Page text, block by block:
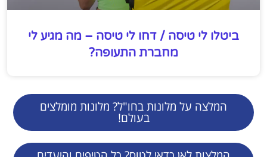
ביטלו לי טיסה / דחו לי טיסה – מה מגיע לי
מחברת התעופה?
המלצה על מלונות בחו"ל? מלונות מומלצים
בעולם!